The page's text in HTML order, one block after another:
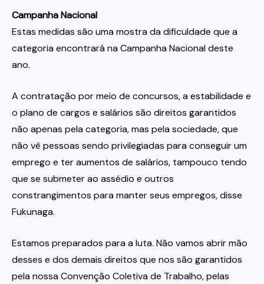
Campanha Nacional
Estas medidas são uma mostra da dificuldade que a
categoria encontrará na Campanha Nacional deste
ano.
A contratação por meio de concursos, a estabilidade e
o plano de cargos e salários são direitos garantidos
não apenas pela categoria, mas pela sociedade, que
não vê pessoas sendo privilegiadas para conseguir um
emprego e ter aumentos de salários, tampouco tendo
que se submeter ao assédio e outros
constrangimentos para manter seus empregos, disse
Fukunaga.
Estamos preparados para a luta. Não vamos abrir mão
desses e dos demais direitos que nos são garantidos
pela nossa Convenção Coletiva de Trabalho, pelas